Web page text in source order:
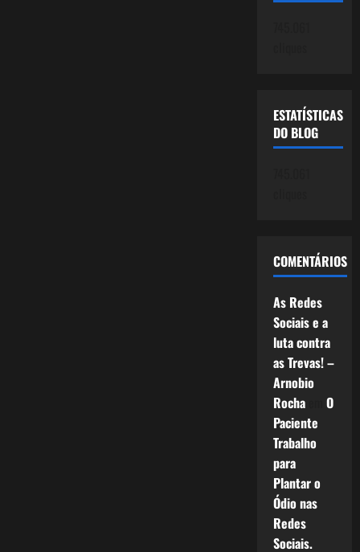
ESTATÍSTICAS
DO BLOG
COMENTÁRIOS
As Redes
Sociais e a
luta contra
as Trevas! –
Arnobio
Rochaem O
Paciente
Trabalho
para
Plantar o
Ódio nas
Redes
Sociais.